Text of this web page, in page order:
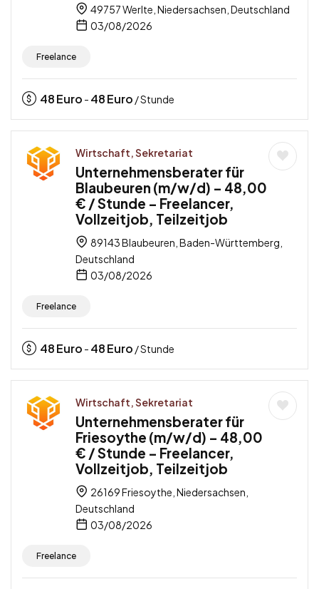
49757 Werlte, Niedersachsen, Deutschland
03/08/2026
Freelance
48Euro - 48Euro / Stunde
Wirtschaft, Sekretariat
Unternehmensberater für
Blaubeuren (m/w/d) – 48,00
€ / Stunde – Freelancer,
Vollzeitjob, Teilzeitjob
89143 Blaubeuren, Baden-Württemberg,
Deutschland
03/08/2026
Freelance
48Euro - 48Euro / Stunde
Wirtschaft, Sekretariat
Unternehmensberater für
Friesoythe (m/w/d) – 48,00
€ / Stunde – Freelancer,
Vollzeitjob, Teilzeitjob
26169 Friesoythe, Niedersachsen,
Deutschland
03/08/2026
Freelance